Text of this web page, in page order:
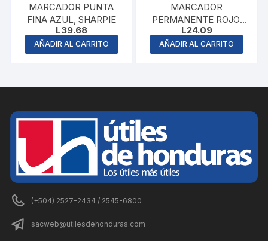
MARCADOR PUNTA
FINA AZUL, SHARPIE
L39.68
AÑADIR AL CARRITO
MARCADOR
PERMANENTE ROJO,
PENTEL
L24.09
AÑADIR AL CARRITO
(+504) 2527-2434 / 2545-6800
sacweb@utilesdehonduras.com